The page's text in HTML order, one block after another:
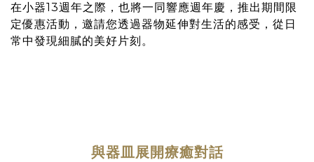
在小器13週年之際，也將一同響應週年慶，推出期間限
定優惠活動，邀請您透過器物延伸對生活的感受，從日
常中發現細膩的美好片刻。
與器皿展開療癒對話